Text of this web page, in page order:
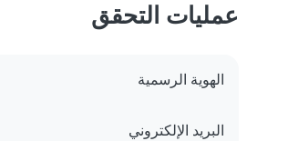
عمليات التحقق
الهوية الرسمية
البريد الإلكتروني